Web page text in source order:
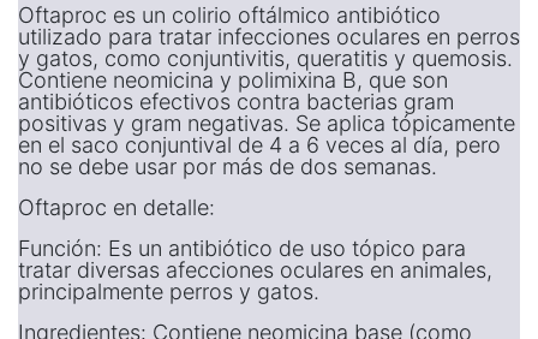
Oftaproc es un colirio oftálmico antibiótico
utilizado para tratar infecciones oculares en perros
y gatos, como conjuntivitis, queratitis y quemosis.
Contiene neomicina y polimixina B, que son
antibióticos efectivos contra bacterias gram
positivas y gram negativas. Se aplica tópicamente
en el saco conjuntival de 4 a 6 veces al día, pero
no se debe usar por más de dos semanas.
Oftaproc en detalle:
Función: Es un antibiótico de uso tópico para
tratar diversas afecciones oculares en animales,
principalmente perros y gatos.
Ingredientes: Contiene neomicina base (como